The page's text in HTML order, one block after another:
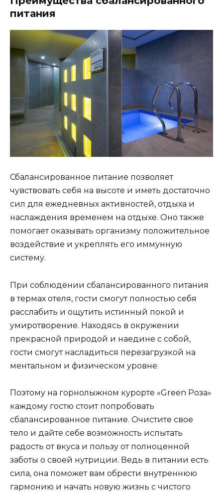
питания
Сбалансированное питание позволяет
чувствовать себя на высоте и иметь достаточно
сил для ежедневных активностей, отдыха и
наслаждения временем на отдыхе. Оно также
помогает оказывать организму положительное
воздействие и укреплять его иммунную
систему.
При соблюдении сбалансированного питания
в термах отеля, гости смогут полностью себя
расслабить и ощутить истинный покой и
умиротворение. Находясь в окружении
прекрасной природой и наедине с собой,
гости смогут насладиться перезагрузкой на
ментальном и физическом уровне.
Поэтому на горнолыжном курорте «Green Роза»
каждому гостю стоит попробовать
сбалансированное питание. Очистите свое
тело и дайте себе возможность испытать
радость от вкуса и пользу от полноценной
заботы о своей нутриции. Ведь в питании есть
сила, она поможет вам обрести внутреннюю
гармонию и начать новую жизнь с чистого